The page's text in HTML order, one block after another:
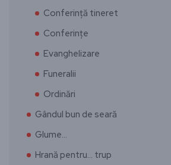
Conferință tineret
Conferințe
Evanghelizare
Funeralii
Ordinări
Gândul bun de seară
Glume…
Hrană pentru… trup